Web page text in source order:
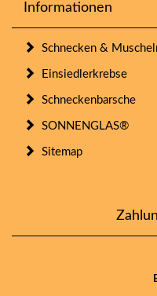
Informationen
Schnecken &
Einsiedlerkrebse
Schneckenbarsche
SONNENGLAS®
Sitemap